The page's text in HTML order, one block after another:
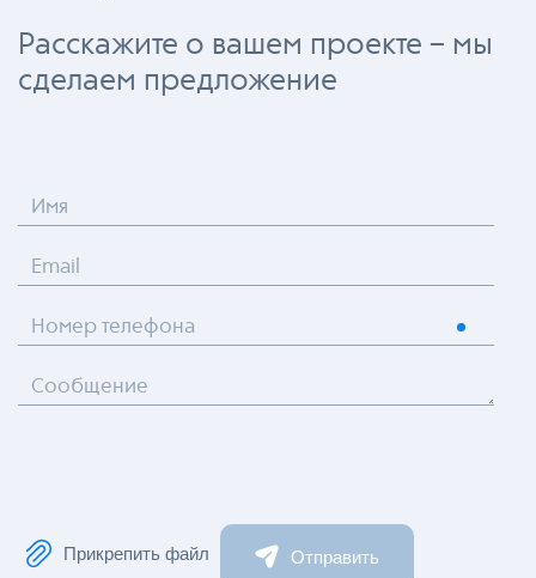
Расскажите о вашем проекте – мы
сделаем предложение
Имя
Email
Номер телефона
Сообщение
Прикрепить файл Отправить